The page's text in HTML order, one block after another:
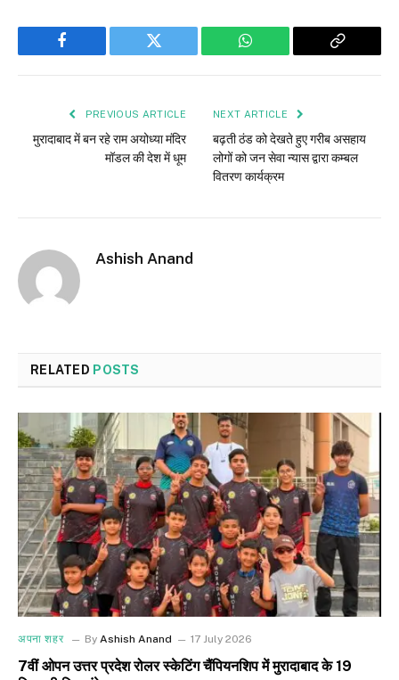
Facebook Twitter WhatsApp
Copy
PREVIOUS ARTICLE
मुरादाबाद में बन रहे राम अयोध्या मंदिर
मॉडल की देश में धूम
NEXT ARTICLE
बढ़ती ठंड को देखते हुए गरीब असहाय
लोगों को जन सेवा न्यास द्वारा कम्बल
वितरण कार्यक्रम
Ashish Anand
RELATED POSTS
अपना शहर By Ashish Anand 17 July 2026
7वीं ओपन उत्तर प्रदेश रोलर स्केटिंग चैंपियनशिप में मुरादाबाद के 19